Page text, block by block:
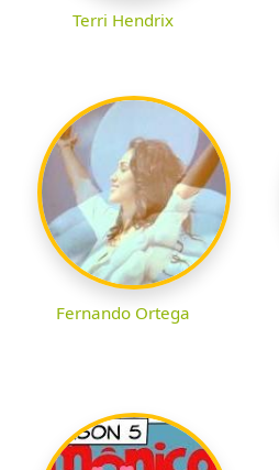
Terri Hendrix
Fernando Ortega